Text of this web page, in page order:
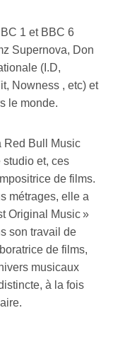
1 et BBC 6
Supernova, Don
(I.D,
Nowness , etc) et
le monde.
Red Bull Music
studio et, ces
de films.
métrages, elle a
Original Music »
son travail de
de films,
musicaux
à la fois